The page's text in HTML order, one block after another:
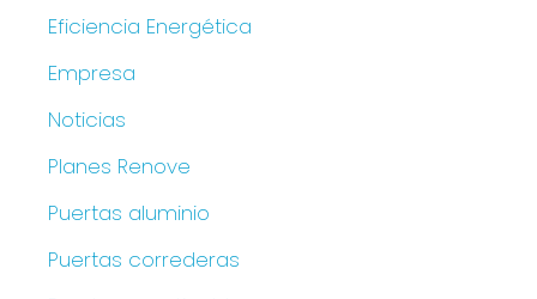
Eficiencia Energética
Empresa
Noticias
Planes Renove
Puertas aluminio
Puertas correderas